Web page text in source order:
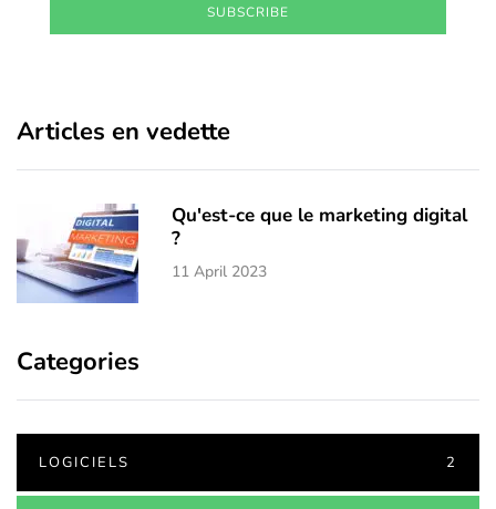
SUBSCRIBE
Articles en vedette
Qu'est-ce que le marketing digital
?
11 April 2023
Categories
LOGICIELS 2